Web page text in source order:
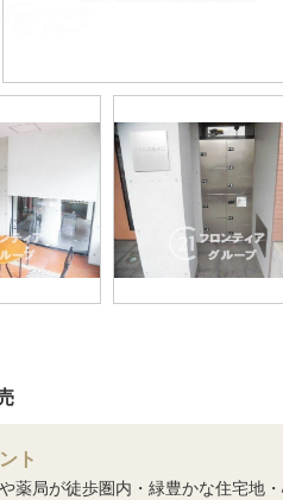
ト
薬局が徒歩圏内・緑豊かな住宅地